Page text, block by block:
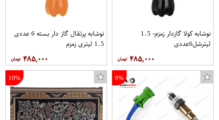
نوشابه کولا گازدار زمزم- 1.5
لیترشل6عددی
۴۸۵,۰۰۰
نوشابه پرتقال گاز دار بسته 6 عددی
1.5 لیتری زمزم
۴۸۵,۰۰۰
9%
10%